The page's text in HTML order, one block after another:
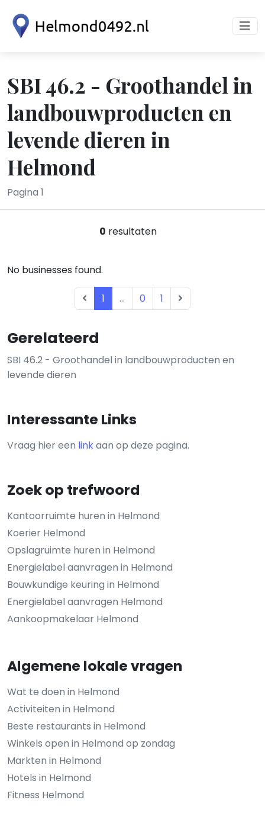
SBI 46.2 - Groothandel in
landbouwproducten en
levende dieren in
Helmond
Pagina 1
Gerelateerd
SBI 46.2 - Groothandel in landbouwproducten en
levende dieren
Interessante Links
Vraag hier een linkaan op deze pagina.
Zoek op trefwoord
Kantoorruimte huren in Helmond
Koerier Helmond
Opslagruimte huren in Helmond
Energielabel aanvragen in Helmond
Bouwkundige keuring in Helmond
Energielabel aanvragen Helmond
Aankoopmakelaar Helmond
Algemene lokale vragen
Wat te doen in Helmond
Activiteiten in Helmond
Beste restaurants in Helmond
Winkels open in Helmond op zondag
Markten in Helmond
Hotels in Helmond
Fitness Helmond
0 resultaten
No businesses found.
1 ... 0 1